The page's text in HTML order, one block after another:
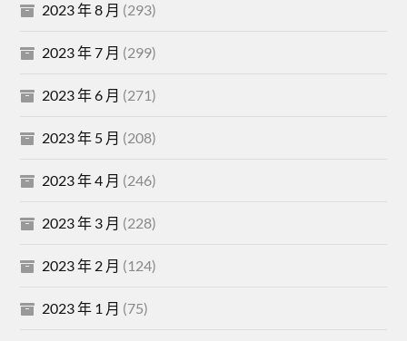
2023 年 8 月 (293)
2023 年 7 月 (299)
2023 年 6 月 (271)
2023 年 5 月 (208)
2023 年 4 月 (246)
2023 年 3 月 (228)
2023 年 2 月 (124)
2023 年 1 月 (75)